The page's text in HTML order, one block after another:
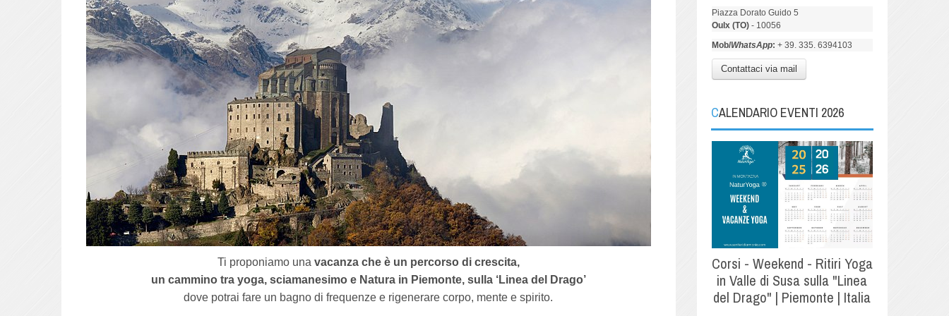
Ti proponiamo una vacanza che è un percorso di crescita,
un cammino tra yoga, sciamanesimo e Natura in Piemonte, sulla ‘Linea del Drago’
dove potrai fare un bagno di frequenze e rigenerare corpo, mente e spirito.
Piazza Dorato Guido 5
Oulx (TO)- 10056
Mob/WhatsApp: + 39. 335. 6394103
Contattaci via mail
CALENDARIO EVENTI 2026
Corsi - Weekend - Ritiri Yoga
in Valle di Susa sulla "Linea
del Drago" | Piemonte | Italia